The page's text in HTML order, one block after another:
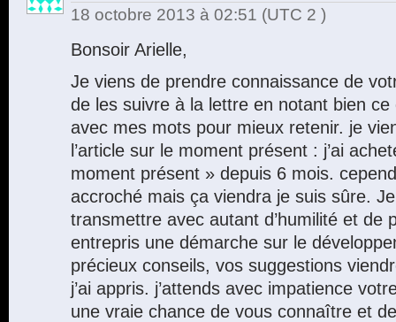
18 octobre 2013 à 02:51 (UTC 2 )
Bonsoir Arielle,
Je viens de prendre connaissance de
de les suivre à la lettre en notant bien ce
avec mes mots pour mieux retenir. je
l’article sur le moment présent : j’ai
moment présent » depuis 6 mois.
accroché mais ça viendra je suis sûre.
transmettre avec autant d’humilité et de
entrepris une démarche sur le
précieux conseils, vos suggestions
j’ai appris. j’attends avec impatience
une vraie chance de vous connaître et